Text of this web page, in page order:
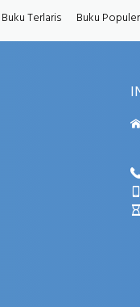
Buku Terlaris Buku Populer